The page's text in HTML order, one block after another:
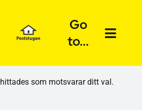
Go
to...
Mitt Konto
som motsvarar ditt val.